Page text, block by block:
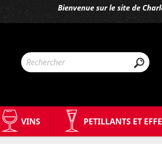
Bienvenue sur le site de
VINS PETILLANTS ET